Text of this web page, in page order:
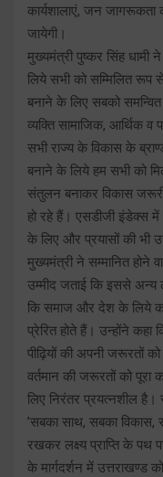
कार्यशालाएं, जन जागरूकता
जायेगी।
मुख्यमंत्री पुष्कर सिंह धामी
लिये सभी को सम्मिलित रूप
बनाने के लिए सबको
व्यक्ति सामाजिक, आर्थिक व
सभी राज्य के विकास के
बनाने के लिये हम सभी को
संतुलन बनाकर विकास
हो रहे हैं। एसडीजी इंडेक्स में
के लिए और प्रयासों की भी
मुख्यमंत्री ने सम्मानित होने
उम्मीद जताई कि इससे अन्य
कि समाज और देश के लिये
प्रेरित होते हैं। उन्होंने कहा
पीढ़ियों की अपनी जरूरतों
वर्तमान की जरूरतों को
लिए निरंतर प्रयत्नशील है।
’सबका साथ, सबका विकास,
रखकर लक्ष्य प्राप्ति के पथ
के मार्गदर्शन में उत्तराखण्ड